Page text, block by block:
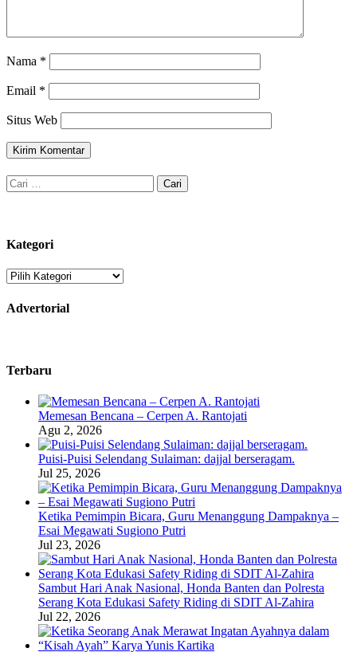
Nama *
Email *
Situs Web
Cari
untuk:
Kategori
Kategori
Advertorial
Terbaru
Memesan Bencana – Cerpen A. Rantojati
Agu 2, 2026
Puisi-Puisi Selendang Sulaiman: dajjal berseragam.
Jul 25, 2026
Ketika Pemimpin Bicara, Guru Menanggung Dampaknya –
Esai Megawati Sugiono Putri
Jul 23, 2026
Sambut Hari Anak Nasional, Honda Banten dan Polresta
Serang Kota Edukasi Safety Riding di SDIT Al-Zahira
Jul 22, 2026